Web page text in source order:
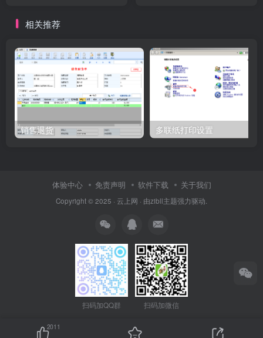
相关推荐
销售退货 多联纸打印设置
体验中心 免责声明 软件下载 关于我们
Copyright © 2025 · 云上网 · 由zibll主题强力驱动.
扫码加QQ群 扫码加微信
2011